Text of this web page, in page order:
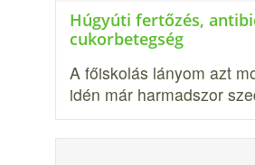
Húgyúti fertőzés,
cukorbetegség
A főiskolás lányom azt
idén már harmadszor